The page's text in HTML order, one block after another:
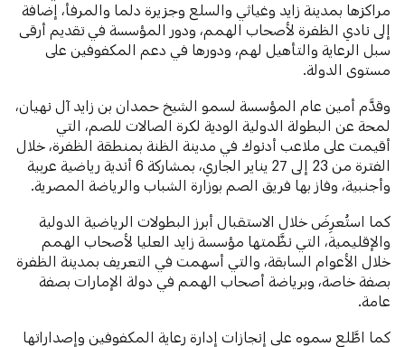
مراكزها بمدينة زايد وغياثي والسلع وجزيرة دلما والمرفأ، إضافة
إلى نادي الظفرة لأصحاب الهمم، ودور المؤسسة في تقديم أرقى
سبل الرعاية والتأهيل لهم، ودورها في دعم المكفوفين على
مستوى الدولة.
وقدَّم أمين عام المؤسسة لسمو الشيخ حمدان بن زايد آل نهيان،
لمحة عن البطولة الدولية الودية لكرة الصالات للصم، التي
أقيمت على ملاعب أدنوك في مدينة الظنة بمنطقة الظفرة، خلال
الفترة من 23 إلى 27 يناير الجاري، بمشاركة 6 أندية رياضية عربية
وأجنبية، وفاز بها فريق الصم بوزارة الشباب والرياضة المصرية.
كما استُعرِضَ خلال الاستقبال أبرز البطولات الرياضية الدولية
والإقليمية، التي نظَّمتها مؤسسة زايد العليا لأصحاب الهمم
خلال الأعوام السابقة، والتي أسهمت في التعريف بمدينة الظفرة
بصفة خاصة، وبرياضة أصحاب الهمم في دولة الإمارات بصفة
عامة.
كما اطَّلع سموه على إنجازات إدارة رعاية المكفوفين وإصداراتها